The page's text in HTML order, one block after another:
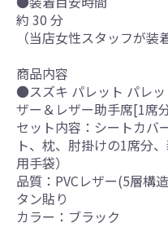
約 30 分
（当店女性スタッフが装
商品内容
●スズキ パレット パレッ
ザー＆レザー助手席[1席
セット内容：シートカバ
ト、枕、肘掛けの1席分
用手袋）
品質：PVCレザー(5層
タン貼り
カラー：ブラック